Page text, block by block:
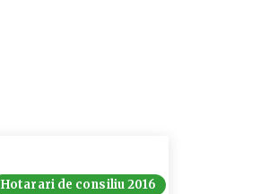
Hotarari de consiliu 2016